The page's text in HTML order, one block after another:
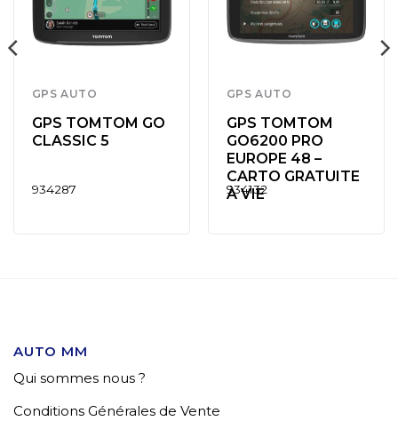
GPS AUTO
GPS TOMTOM GO
CLASSIC 5
934287
GPS AUTO
GPS TOMTOM
GO6200 PRO
EUROPE 48 –
CARTO GRATUITE
À VIE
934132
AUTO MM
Qui sommes nous ?
Conditions Générales de Vente